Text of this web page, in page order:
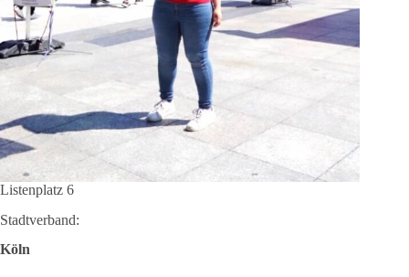
Listenplatz 6
Stadtverband:
Köln